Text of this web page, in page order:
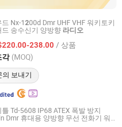
Nx-1200d Dmr UHF VHF 워키토키
드 송수신기 양방향 라디오
238.00 / 상품
각 (MOQ)
의 보내기
Technology Co., Ltd.
후 2025
틀 Td-5608 IP68 ATEX 폭발 방지
Dmr 휴대용 양방향 무선 전화기 워키